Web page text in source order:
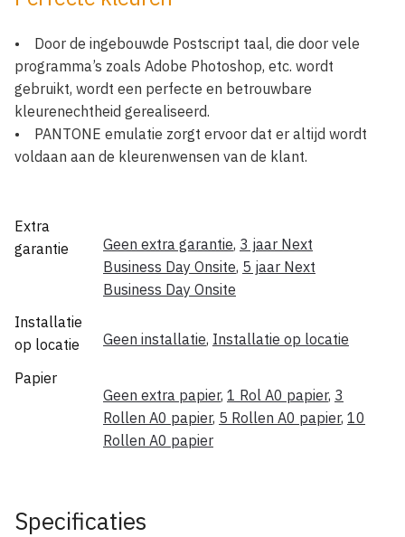
• Door de ingebouwde Postscript taal, die door vele
programma’s zoals Adobe Photoshop, etc. wordt
gebruikt, wordt een perfecte en betrouwbare
kleurenechtheid gerealiseerd.
• PANTONE emulatie zorgt ervoor dat er altijd wordt
voldaan aan de kleurenwensen van de klant.
Extra
garantie
Geen extra garantie, 3 jaar Next
Business Day Onsite, 5 jaar Next
Business Day Onsite
Installatie
op locatie
Geen installatie, Installatie op locatie
Papier
Geen extra papier, 1 Rol A0 papier, 3
Rollen A0 papier, 5 Rollen A0 papier, 10
Rollen A0 papier
Specificaties